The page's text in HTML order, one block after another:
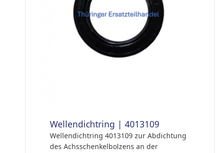
Wellendichtring | 4013109
Wellendichtring 4013109 zur Abdichtung
des Achsschenkelbolzens an der